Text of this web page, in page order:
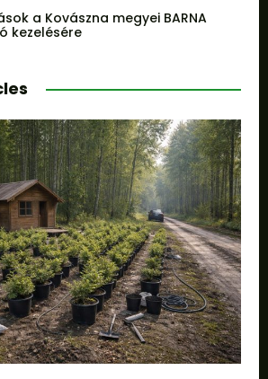
a Kovászna megyei BARNA
kezelésére